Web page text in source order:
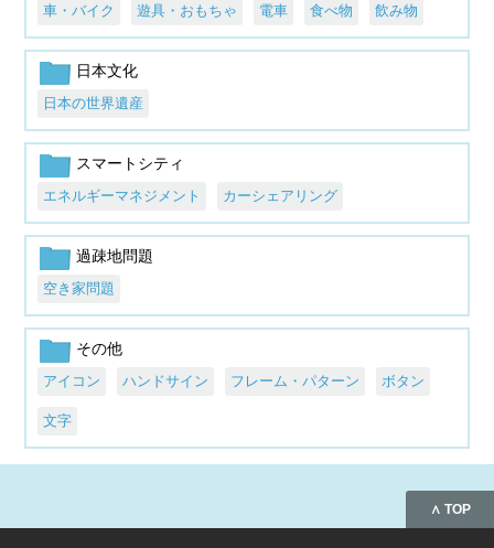
車・バイク 遊具・おもちゃ 電車 食べ物 飲み物
日本文化
日本の世界遺産
スマートシティ
エネルギーマネジメント カーシェアリング
過疎地問題
空き家問題
その他
アイコン ハンドサイン フレーム・パターン ボタン
文字
∧ TOP